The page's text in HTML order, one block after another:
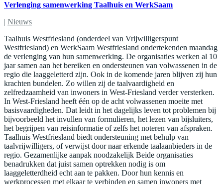
Verlenging samenwerking Taalhuis en WerkSaam
| Nieuws
Taalhuis Westfriesland (onderdeel van Vrijwilligerspunt
Westfriesland) en WerkSaam Westfriesland ondertekenden maandag
de verlenging van hun samenwerking. De organisaties werken al 10
jaar samen aan het bereiken en ondersteunen van volwassenen in de
regio die laaggeletterd zijn. Ook in de komende jaren blijven zij hun
krachten bundelen. Zo willen zij de taalvaardigheid en
zelfredzaamheid van inwoners in West-Friesland verder versterken.
In West-Friesland heeft één op de acht volwassenen moeite met
basisvaardigheden. Dat leidt in het dagelijks leven tot problemen bij
bijvoorbeeld het invullen van formulieren, het lezen van bijsluiters,
het begrijpen van reisinformatie of zelfs het noteren van afspraken.
Taalhuis Westfriesland biedt ondersteuning met behulp van
taalvrijwilligers, of verwijst door naar erkende taalaanbieders in de
regio. Gezamenlijke aanpak noodzakelijk Beide organisaties
benadrukken dat juist samen optrekken nodig is om
laaggeletterdheid echt aan te pakken. Door hun kennis en
werkprocessen met elkaar te verbinden en samen inwoners met